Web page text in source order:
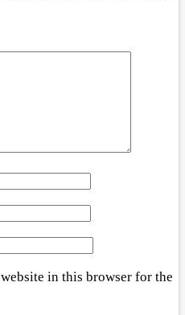
in this browser for the